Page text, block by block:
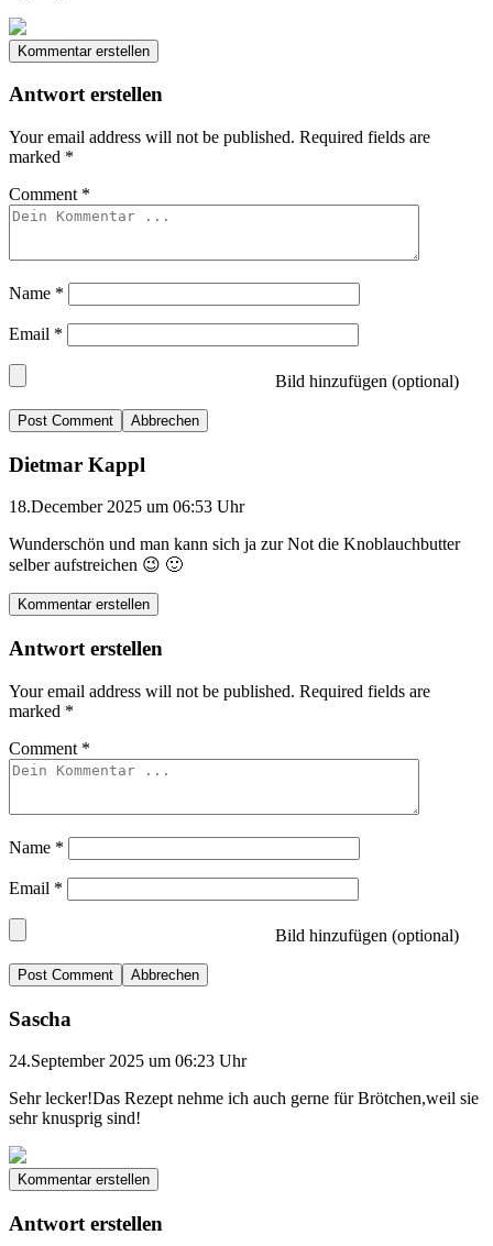
Kommentar erstellen
Antwort erstellen
Your email address will not be published. Required fields are
marked *
Comment *
Name *
Email *
Bild hinzufügen (optional)
Abbrechen
Dietmar Kappl
18.December 2025 um 06:53 Uhr
Wunderschön und man kann sich ja zur Not die Knoblauchbutter
selber aufstreichen 😉 🙂
Kommentar erstellen
Antwort erstellen
Your email address will not be published. Required fields are
marked *
Comment *
Name *
Email *
Bild hinzufügen (optional)
Abbrechen
Sascha
24.September 2025 um 06:23 Uhr
Sehr lecker!Das Rezept nehme ich auch gerne für Brötchen,weil sie
sehr knusprig sind!
Kommentar erstellen
Antwort erstellen